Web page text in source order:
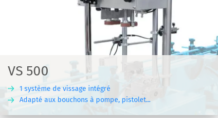
VS 500
1 système de vissage intégré
Adapté aux bouchons à pompe, pistolet...